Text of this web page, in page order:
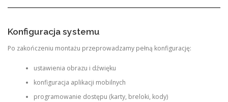
Konfiguracja systemu
Po zakończeniu montażu przeprowadzamy pełną konfigurację:
ustawienia obrazu i dźwięku
konfiguracja aplikacji mobilnych
programowanie dostępu (karty, breloki, kody)